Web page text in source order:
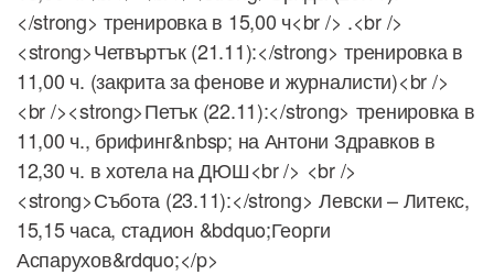
</strong> тренировка в 15,00 ч<br /> .<br />
<strong>Четвъртък (21.11):</strong> тренировка в
11,00 ч. (закрита за фенове и журналисти)<br />
<br /><strong>Петък (22.11):</strong> тренировка в
11,00 ч., брифинг&nbsp; на Антони Здравков в
12,30 ч. в хотела на ДЮШ<br /> <br />
<strong>Събота (23.11):</strong> Левски – Литекс,
15,15 часа, стадион &bdquo;Георги
Аспарухов&rdquo;</p>